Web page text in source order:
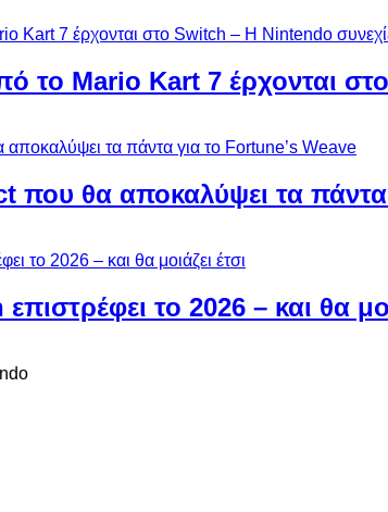
το Mario Kart 7 έρχονται
που θα αποκαλύψει τα πάντα
το 2026 – και θα